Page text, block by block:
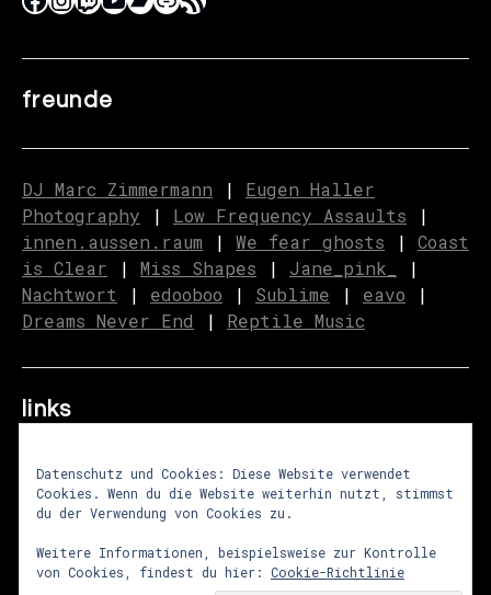
freunde
DJ Marc Zimmermann | Eugen Haller
Photography | Low Frequency Assaults |
innen.aussen.raum | We fear ghosts | Coast
is Clear | Miss Shapes | Jane_pink_
|
Nachtwort | edooboo | Sublime | eavo |
Dreams Never End | Reptile Music
links
über uns | presse|newsletter
impressum|datenschutz |
Datenschutz und Cookies: Diese Website verwendet
Cookies. Wenn du die Website weiterhin nutzt, stimmst
du der Verwendung von Cookies zu.
Weitere Informationen, beispielsweise zur Kontrolle
von Cookies, findest du hier: Cookie-Richtlinie